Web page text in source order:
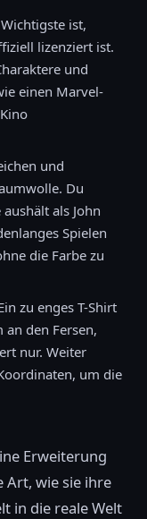
ist,
lizenziert ist.
und
einen Marvel-
und
Du
als John
Spielen
die Farbe zu
zu enges T-Shirt
den Fersen,
nur. Weiter
um die
Erweiterung
Art, wie sie ihre
in die reale Welt